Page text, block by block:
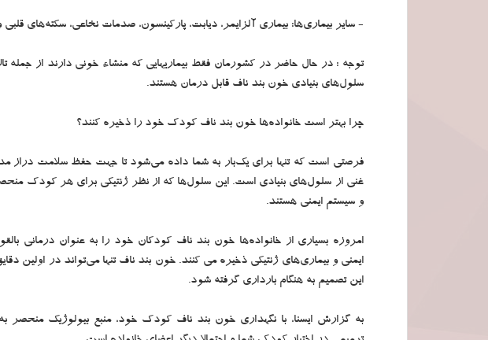
- سایر بیماری‌ها: بیماری آلزایمر، دیابت، پارکینسون، صدمات نخاعی، سکته‌های
توجه : در حال حاضر در کشورمان فقط بیماریهایی که منشاء خونی دارند از جمله
سلول‌های بنیادی خون بند ناف قابل درمان هستند.
چرا بهتر است خانواده‌ها خون بند ناف کودک خود را ذخیره کنند؟
فرصتی است که تنها برای یک‌بار به شما داده می‌شود تا جهت حفظ سلامت دراز
غنی از سلول‌های بنیادی است. این سلول‌ها که از نظر ژنتیکی برای هر کودک
و سیستم ایمنی هستند.
امروزه بسیاری از خانواده‌ها خون بند ناف کودکان خود را به عنوان درمانی
ایمنی و بیماری‌های ژنتیکی ذخیره می کنند. خون بند ناف تنها می‌تواند در اولین
این تصمیم به هنگام بارداری گرفته شود.
به گزارش ایسنا، با نگهداری خون بند ناف کودک خود، منبع بیولوژیک